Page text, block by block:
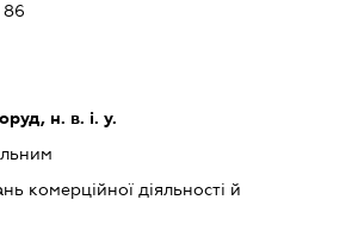
н. в. і. у.
комерційної діяльності й